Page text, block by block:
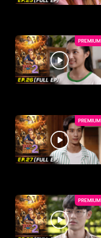
PREMIUM
PREMIUM
PREMIUM